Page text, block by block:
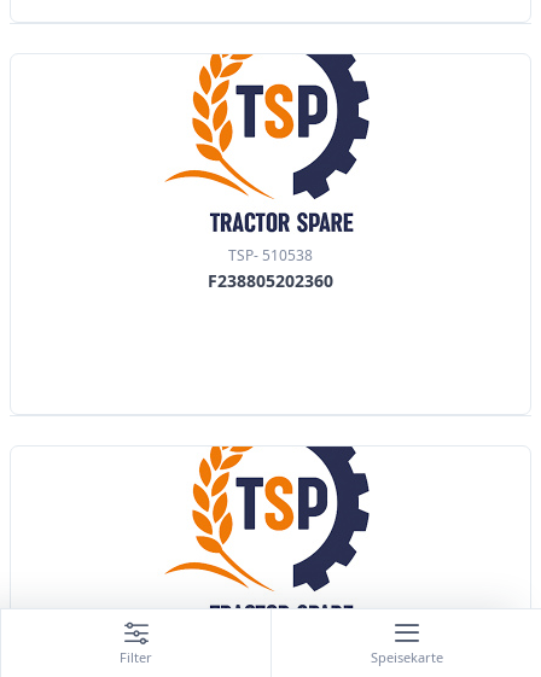
TSP- 510538
F238805202360
Filter Speisekarte